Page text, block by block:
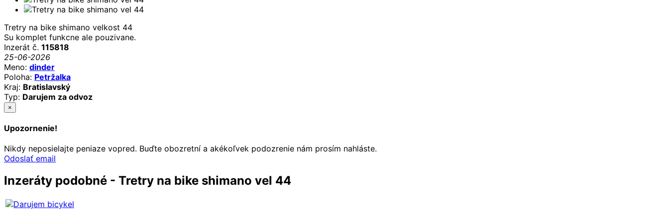
Tretry na bike shimano velkost 44
Su komplet funkcne ale pouzivane.
Inzerát č. 115818
25-06-2026
Meno: dinder
Poloha: Petržalka
Kraj: Bratislavský
Typ: Darujem za odvoz
×
Upozornenie!
Nikdy neposielajte peniaze vopred. Buďte obozretní a akékoľvek podozrenie nám prosím nahláste.
Odoslať email
Inzeráty podobné - Tretry na bike shimano vel 44